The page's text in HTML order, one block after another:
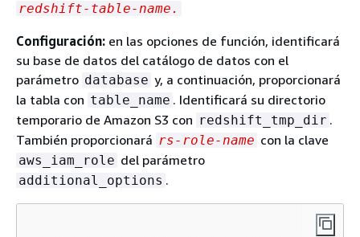
redshift-table-name.
Configuración: en las opciones de función, identificará
su base de datos del catálogo de datos con el
parámetro database y, a continuación, proporcionará
la tabla con table_name . Identificará su directorio
temporario de Amazon S3 con redshift_tmp_dir .
También proporcionará rs-role-name con la clave
aws_iam_role del parámetro
additional_options .